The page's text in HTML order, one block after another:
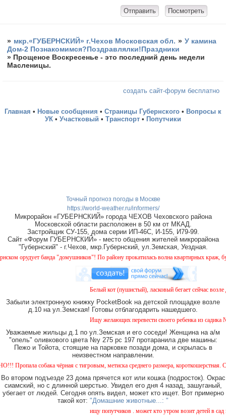
» мкр.«ГУБЕРНСКИЙ» г.Чехов Московская обл. » У камина
Дом-2 Познакомимся?Поздравлялки!Праздники
» Прощеное Воскресенье - это последний день недели
Масленицы.
создать сайт-форум бесплатно
Главная • Новые сообщения • Страницы Губернского • Вопросы к
УК • Участковый • Транспорт • Попутчики
Точный прогноз погоды в Москве
https://world-weather.ru/informers/
Микрорайон «ГУБЕРНСКИЙ» города ЧЕХОВ Чеховского района
Московской области расположен в 50 км от МКАД.
Застройщик СУ-155, дома серии ИП-46С, И-155, И79-99.
Сайт «Форум ГУБЕРНСКИЙ» - место общения жителей микрорайона
"Губернский" - г.Чехов, мкр.Губернский, ул.Земская, Уездная.
банда "домушников"! По району прокатилась волна квартирных краж, будьте
Белый кот (пушистый), ласковый бегает сейчас возле
Забыли электронную книжку PocketBook на детской площадке возле
д.10 на ул.Земская! Готовы отблагодарить нашедшего.
Ищу желающих перевести своего ребенка из садика
Уважаемые жильцы д.1 по ул.Земская и его соседи! Женщина на а/м
"опель" оливкового цвета №у 275 рс 197 протаранила две машины:
Пежо и Тойота, стоящие на парковке позади дома, и скрылась в
неизвестном направлении.
собака чёрная с тигровым, метиска среднего размера, короткошерстная. Собака
Во втором подъезде 23 дома прячется кот или кошка (подросток). Окрас
сиамский, но с длинной шерстью. Увидел его дня 4 назад, зашуганый,
убегает от людей. Сегодня опять видел, может кто ищет. Вот примерно
такой кот: "Домашние животные...: "
ищу попутчиков . может кто утром возит детей в сад